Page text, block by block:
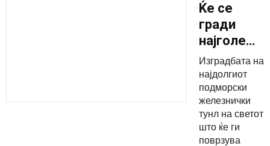
Ќе се
гради
подводен
тунел во
светот
Изградбата на
најдолгиот
подморски
железнички
тунл на светот
што ќе ги
поврзува